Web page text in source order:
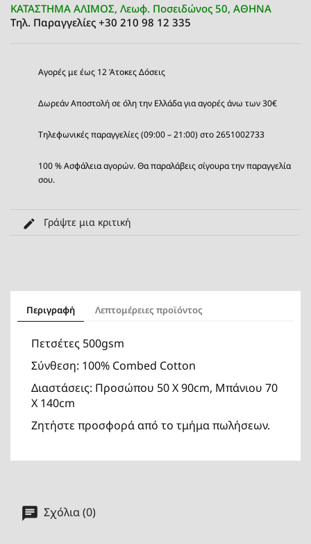
ΚΑΤΑΣΤΗΜΑ ΑΛΙΜΟΣ, Λεωφ. Ποσειδώνος 50, ΑΘΗΝΑ
Τηλ. Παραγγελίες +30 210 98 12 335
Αγορές με έως 12 Άτοκες Δόσεις
Δωρεάν Αποστολή σε όλη την Ελλάδα για αγορές άνω των 30€
Τηλεφωνικές παραγγελίες (09:00 – 21:00) στο 2651002733
100 % Ασφάλεια αγορών. Θα παραλάβεις σίγουρα την παραγγελία
σου.
Γράψτε μια κριτική
Περιγραφή Λεπτομέρειες προϊόντος
Πετσέτες 500gsm
Σύνθεση: 100% Combed Cotton
Διαστάσεις: Προσώπου 50 Χ 90cm, Μπάνιου 70
Χ 140cm
Ζητήστε προσφορά από το τμήμα πωλήσεων.
Σχόλια (0)